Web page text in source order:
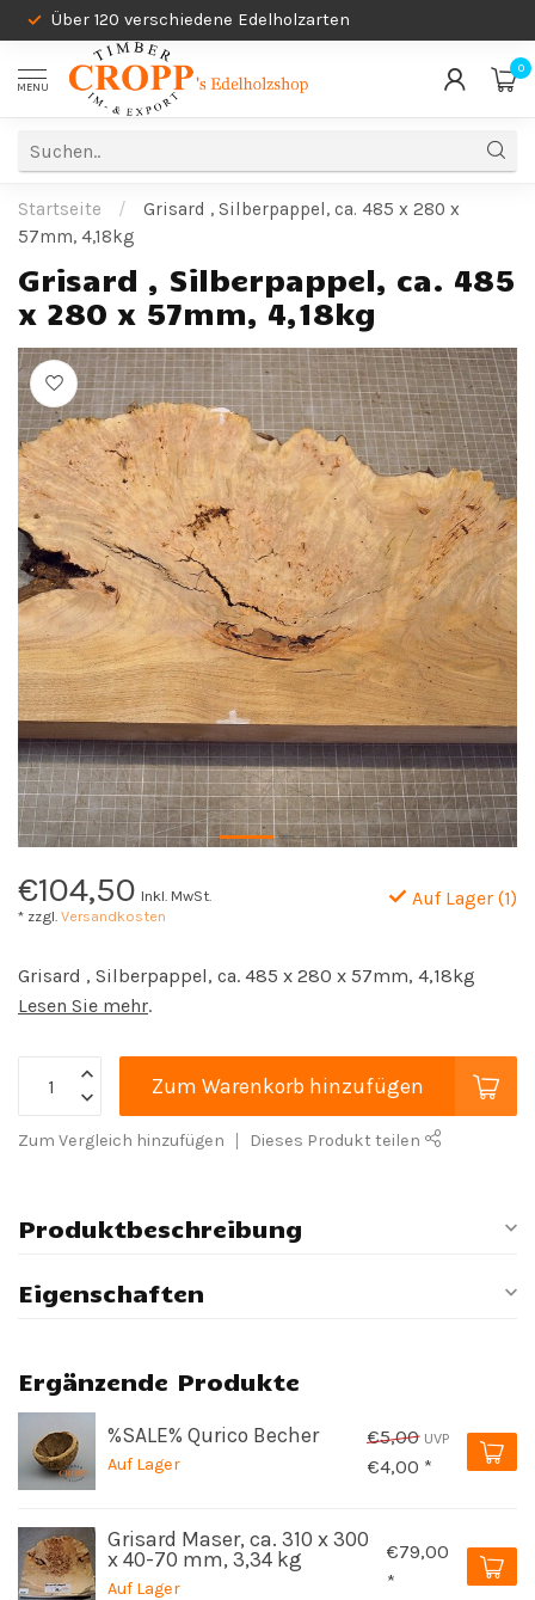
Über 120 verschiedene Edelholzarten
MENU
0
Startseite /
Grisard , Silberpappel, ca. 485 x 280 x
57mm, 4,18kg
Grisard , Silberpappel, ca. 485
x 280 x 57mm, 4,18kg
€104,50 Inkl. MwSt.
* zzgl. Versandkosten
Auf Lager (1)
Grisard , Silberpappel, ca. 485 x 280 x 57mm, 4,18kg
Lesen Sie mehr.
Zum Warenkorb hinzufügen
Zum Vergleich hinzufügen Dieses Produkt teilen
Produktbeschreibung
Eigenschaften
Ergänzende Produkte
%SALE% Qurico Becher
Auf Lager
€5,00 UVP
€4,00 *
Grisard Maser, ca. 310 x 300
x 40-70 mm, 3,34 kg
Auf Lager
€79,00
*